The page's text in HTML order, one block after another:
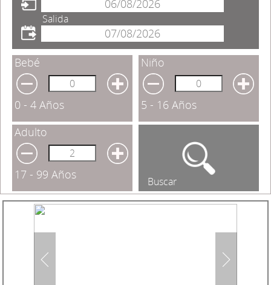
Salida
Bebé
0 - 4 Años
Niño
5 - 16 Años
Adulto
17 - 99 Años Buscar